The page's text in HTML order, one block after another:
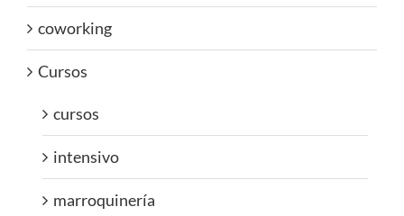
coworking
Cursos
cursos
intensivo
marroquinería